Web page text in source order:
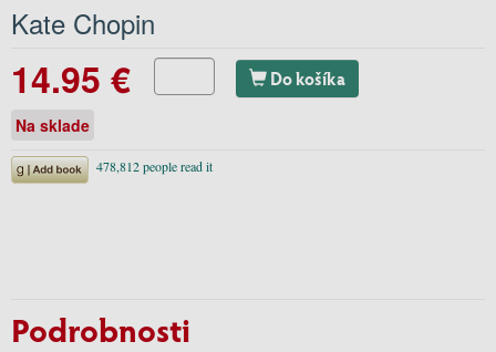
Kate Chopin
14.95 € Do košíka
Na sklade
Podrobnosti